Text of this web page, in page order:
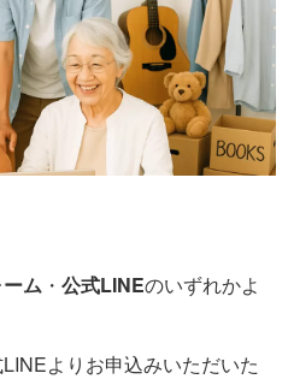
ム ・ 公式LINEのいずれかよ
よりお申込みいただいた